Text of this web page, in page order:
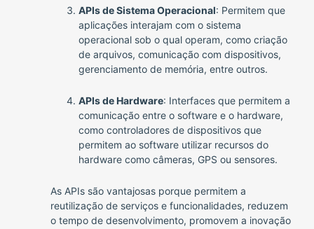
APIs de Sistema Operacional: Permitem que
aplicações interajam com o sistema
operacional sob o qual operam, como criação
de arquivos, comunicação com dispositivos,
gerenciamento de memória, entre outros.
APIs de Hardware: Interfaces que permitem a
comunicação entre o software e o hardware,
como controladores de dispositivos que
permitem ao software utilizar recursos do
hardware como câmeras, GPS ou sensores.
As APIs são vantajosas porque permitem a
reutilização de serviços e funcionalidades, reduzem
o tempo de desenvolvimento, promovem a inovação